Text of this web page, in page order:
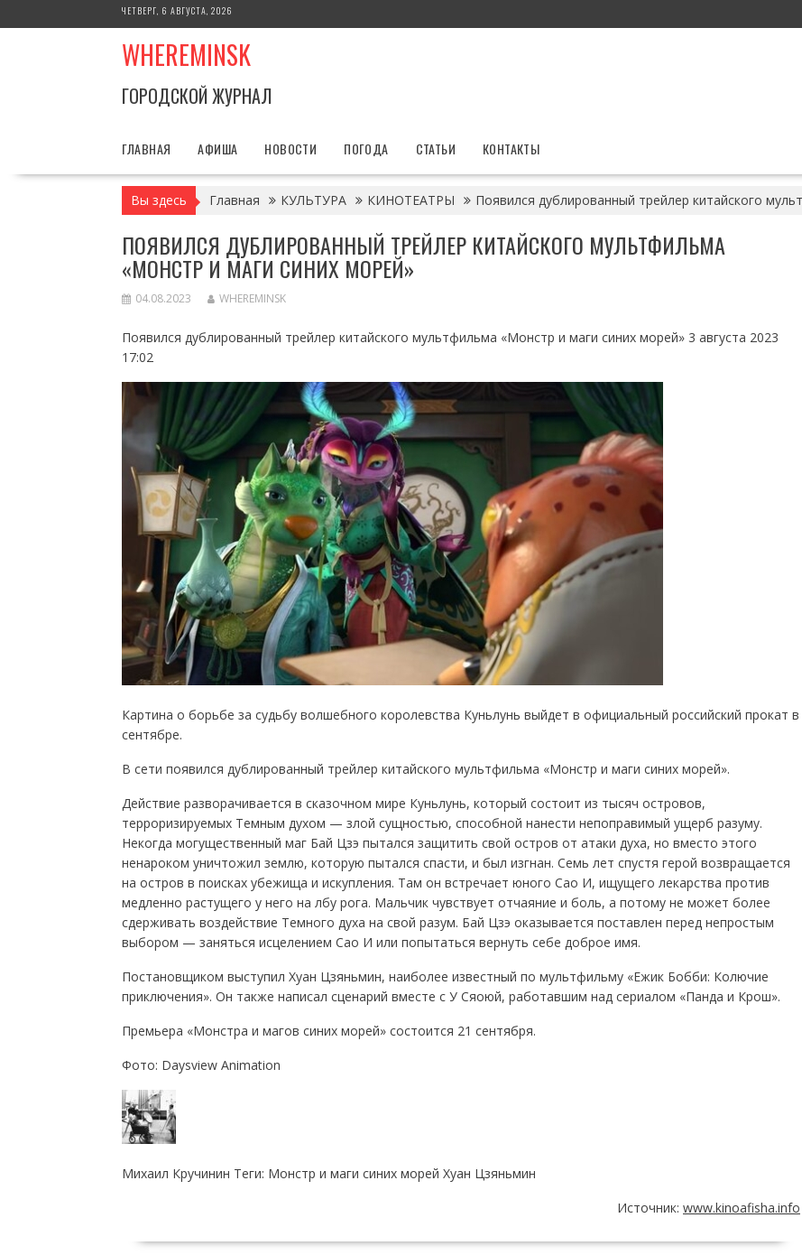
к
ЧЕТВЕРГ, 6 АВГУСТА, 2026
WHEREMINSK
ГОРОДСКОЙ ЖУРНАЛ
ГЛАВНАЯ АФИША НОВОСТИ ПОГОДА СТАТЬИ КОНТАКТЫ
Вы здесь Главная КУЛЬТУРА КИНОТЕАТРЫ Появился дублированный трейлер китайского
ПОЯВИЛСЯ ДУБЛИРОВАННЫЙ ТРЕЙЛЕР КИТАЙСКОГО МУЛЬТФИЛЬМА
«МОНСТР И МАГИ СИНИХ МОРЕЙ»
04.08.2023 WHEREMINSK
Появился дублированный трейлер китайского мультфильма «Монстр и маги синих морей» 3 августа 2023
17:02
Картина о борьбе за судьбу волшебного королевства Куньлунь выйдет в официальный российский прокат в
сентябре.
В сети появился дублированный трейлер китайского мультфильма «Монстр и маги синих морей».
Действие разворачивается в сказочном мире Куньлунь, который состоит из тысяч островов,
терроризируемых Темным духом — злой сущностью, способной нанести непоправимый ущерб разуму.
Некогда могущественный маг Бай Цзэ пытался защитить свой остров от атаки духа, но вместо этого
ненароком уничтожил землю, которую пытался спасти, и был изгнан. Семь лет спустя герой возвращается
на остров в поисках убежища и искупления. Там он встречает юного Сао И, ищущего лекарства против
медленно растущего у него на лбу рога. Мальчик чувствует отчаяние и боль, а потому не может более
сдерживать воздействие Темного духа на свой разум. Бай Цзэ оказывается поставлен перед непростым
выбором — заняться исцелением Сао И или попытаться вернуть себе доброе имя.
Постановщиком выступил Хуан Цзяньмин, наиболее известный по мультфильму «Ежик Бобби: Колючие
приключения». Он также написал сценарий вместе с У Сяоюй, работавшим над сериалом «Панда и Крош».
Премьера «Монстра и магов синих морей» состоится 21 сентября.
Фото: Daysview Animation
Михаил Кручинин Теги: Монстр и маги синих морей Хуан Цзяньмин
Источник: www.kinoafisha.info